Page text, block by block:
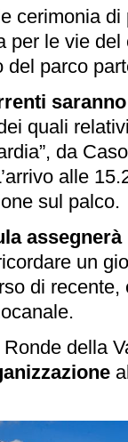
cerimonia
per le vie del
del parco
quali
da
alle
sul palco.
assegnerà
un
di recente,
della